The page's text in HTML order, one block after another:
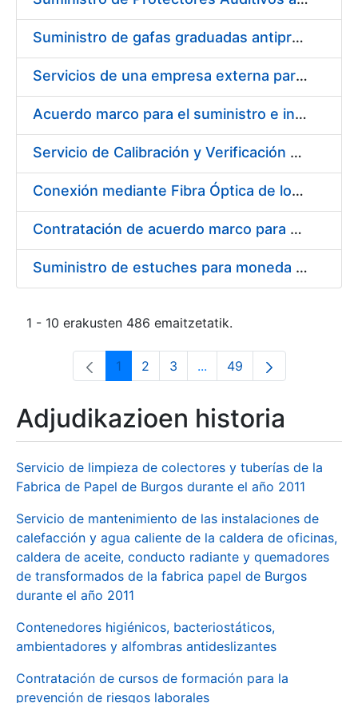
Suministro de gafas graduadas antiproyecciones para los trabajadores de la FNMT-RCM en los centros de trabajo de Madrid y Burgos
Servicios de una empresa externa para el asesoramiento y resolución de los recursos de alzada que se presentan relacionados con procesos de selección para la FNMT-RCM
Acuerdo marco para el suministro e instalación de persianas, estores y otros complementos
Servicio de Calibración y Verificación Externa de los Equipos de Medición del Servicio de Prevención de la FNMT-RCM
Conexión mediante Fibra Óptica de los Centros de Proceso de Datos (CPDs) de las sedes de la FNMT-RCM de Burgos y Madrid
Contratación de acuerdo marco para el Suministro de Material de Electricidad para la Fábrica Nacional de Moneda y Timbre-Real Casa de la Moneda en su centro de trabajo de Burgos
Suministro de estuches para moneda de 30 €
1 - 10 erakusten 486 emaitzetatik.
Orrialdea
1 Orrialdea
2 Orrialdea
3 ...Intermediate Pages Use
Orrialdea
49
Adjudikazioen historia
Servicio de limpieza de colectores y tuberías de la
Fabrica de Papel de Burgos durante el año 2011
Servicio de mantenimiento de las instalaciones de
calefacción y agua caliente de la caldera de oficinas,
caldera de aceite, conducto radiante y quemadores
de transformados de la fabrica papel de Burgos
durante el año 2011
Contenedores higiénicos, bacteriostáticos,
ambientadores y alfombras antideslizantes
Contratación de cursos de formación para la
prevención de riesgos laborales